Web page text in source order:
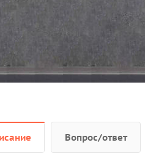
нарушение режима сна и
Вопрос/ответ